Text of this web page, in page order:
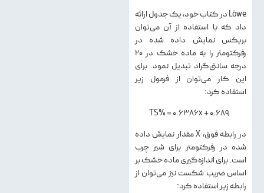
Löwe در كتاب خود، يك جدول ارائه
داد كه با استفاده از آن می‌توان
بريكس نمايش داده شده در
رفركتومتر را به ماده خشك در ۲۰
درجه سانتی‌گراد تبديل نمود. برای
این کار می‌توان از فرمول زیر
استفاده کرد:
در رابطه فوق، X مقدار نمایش داده
شده در رفرکتومتر برای شیر چرب
است. برای اندازه‌گیری ماده خشک بر
اساس ضریب شکست نیز می‌توان از
رابطه زیر استفاده کرد: